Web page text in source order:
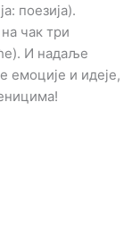
поезија).
чак три
И надаље
емоције и идеје,